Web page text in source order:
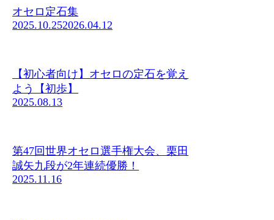
オセロ定石集
2025.10.252026.04.12
【初心者向け】オセロの定石を覚え
よう【初歩】
2025.08.13
第47回世界オセロ選手権大会、栗田
誠矢九段が2年連続優勝！
2025.11.16